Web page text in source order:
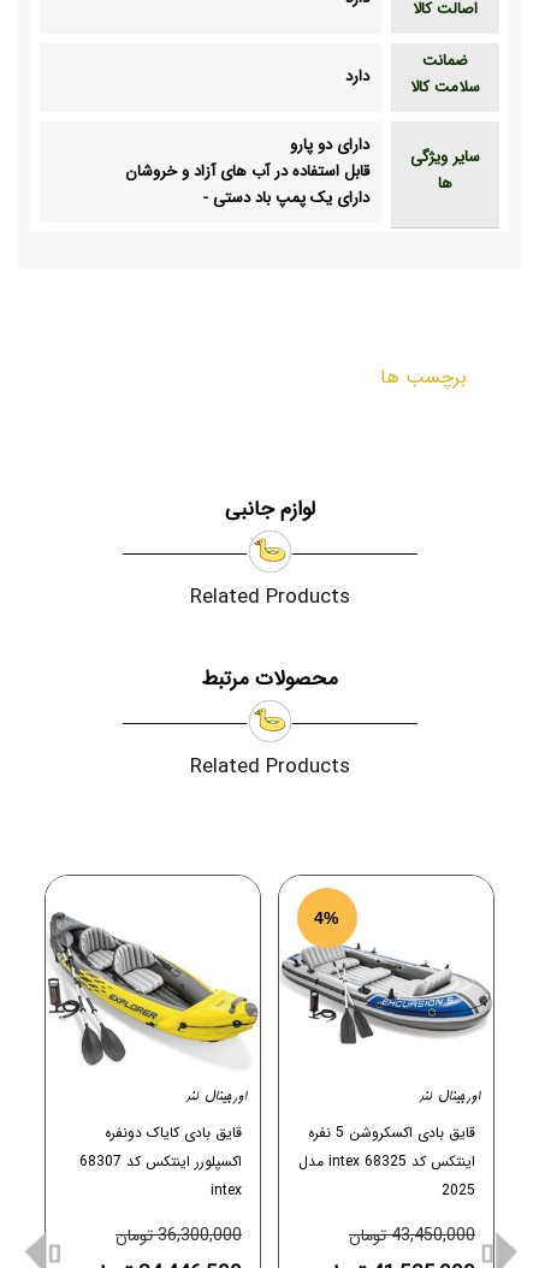
اصالت کالا
ضمانت
سلامت کالا
دارد
سایر ویژگی
ها
دارای دو پارو
قابل استفاده در آب های آزاد و خروشان
دارای یک پمپ باد دستی-
برچسب ها
لوازم جانبی
Related Products
محصولات مرتبط
Related Products
قایق بادی کایاک دونفره
اکسپلورر اینتکس کد 68307
intex
36,300,000 تومان
4%
قایق بادی اکسکروشن 5 نفره
اینتکس کد intex 68325 مدل
2025
43,450,000 تومان